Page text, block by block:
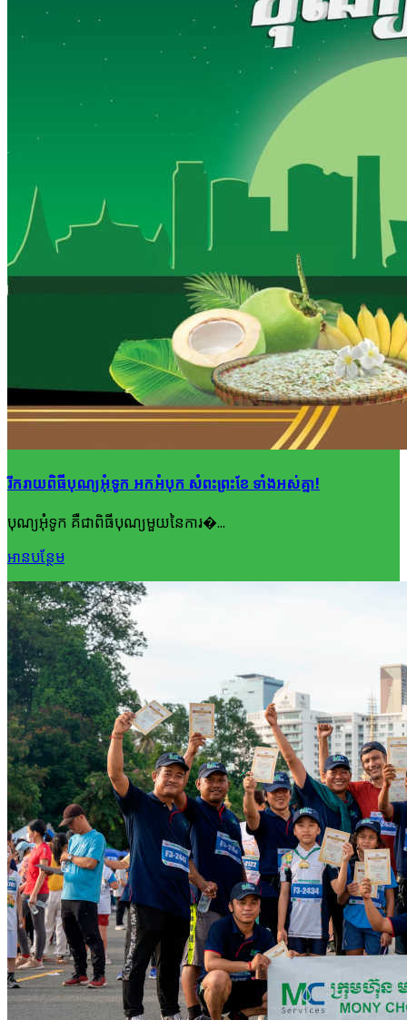
រីករាយពិធីបុណ្យអុំទូក អកអំបុក សំពះព្រះខែ ទាំងអស់គ្នា!
បុណ្យអុំទូក គឺជាពិធីបុណ្យមួយនៃការ�...
អាន​បន្ថែម